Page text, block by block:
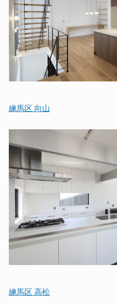
練馬区 向山
練馬区 高松